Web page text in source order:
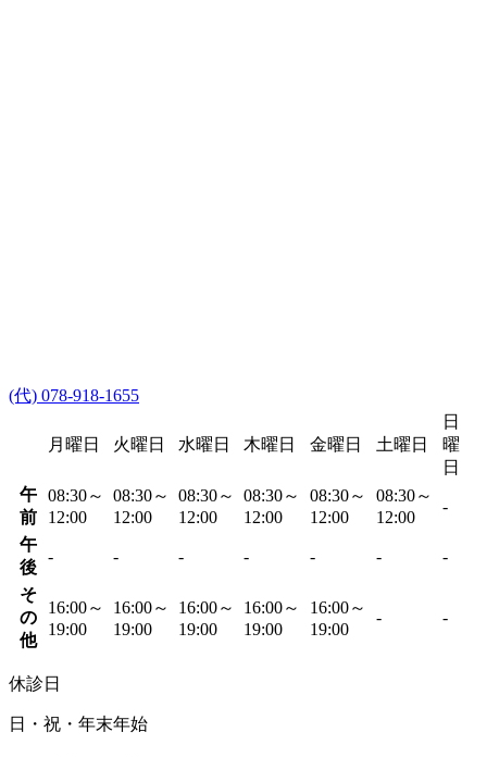
(代) 078-918-1655
月曜日 火曜日 水曜日 木曜日 金曜日 土曜日
日
曜
日
午
前
08:30～
12:00
08:30～
12:00
08:30～
12:00
08:30～
12:00
08:30～
12:00
08:30～
12:00
-
午
後
- - - - - - -
そ
の
他
16:00～
19:00
16:00～
19:00
16:00～
19:00
16:00～
19:00
16:00～
19:00
- -
休診日
日・祝・年末年始